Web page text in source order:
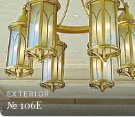
EXTERIOR
№ 106E